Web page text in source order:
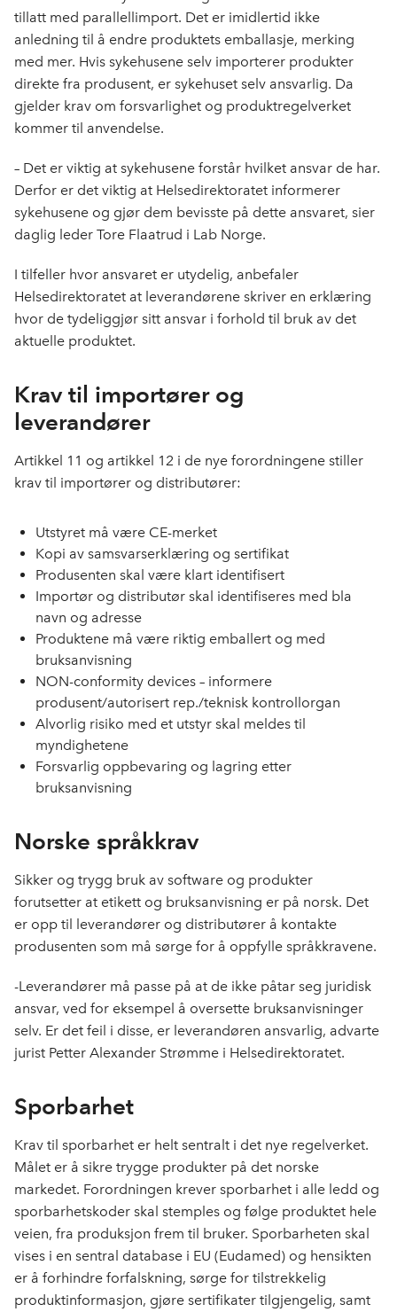
tillatt med parallellimport. Det er imidlertid ikke
anledning til å endre produktets emballasje, merking
med mer. Hvis sykehusene selv importerer produkter
direkte fra produsent, er sykehuset selv ansvarlig. Da
gjelder krav om forsvarlighet og produktregelverket
kommer til anvendelse.
– Det er viktig at sykehusene forstår hvilket ansvar de har.
Derfor er det viktig at Helsedirektoratet informerer
sykehusene og gjør dem bevisste på dette ansvaret, sier
daglig leder Tore Flaatrud i Lab Norge.
I tilfeller hvor ansvaret er utydelig, anbefaler
Helsedirektoratet at leverandørene skriver en erklæring
hvor de tydeliggjør sitt ansvar i forhold til bruk av det
aktuelle produktet.
Krav til importører og
leverandører
Artikkel 11 og artikkel 12 i de nye forordningene stiller
krav til importører og distributører:
Utstyret må være CE-merket
Kopi av samsvarserklæring og sertifikat
Produsenten skal være klart identifisert
Importør og distributør skal identifiseres med bla
navn og adresse
Produktene må være riktig emballert og med
bruksanvisning
NON-conformity devices – informere
produsent/autorisert rep./teknisk kontrollorgan
Alvorlig risiko med et utstyr skal meldes til
myndighetene
Forsvarlig oppbevaring og lagring etter
bruksanvisning
Norske språkkrav
Sikker og trygg bruk av software og produkter
forutsetter at etikett og bruksanvisning er på norsk. Det
er opp til leverandører og distributører å kontakte
produsenten som må sørge for å oppfylle språkkravene.
-Leverandører må passe på at de ikke påtar seg juridisk
ansvar, ved for eksempel å oversette bruksanvisninger
selv. Er det feil i disse, er leverandøren ansvarlig, advarte
jurist Petter Alexander Strømme i Helsedirektoratet.
Sporbarhet
Krav til sporbarhet er helt sentralt i det nye regelverket.
Målet er å sikre trygge produkter på det norske
markedet. Forordningen krever sporbarhet i alle ledd og
sporbarhetskoder skal stemples og følge produktet hele
veien, fra produksjon frem til bruker. Sporbarheten skal
vises i en sentral database i EU (Eudamed) og hensikten
er å forhindre forfalskning, sørge for tilstrekkelig
produktinformasjon, gjøre sertifikater tilgjengelig, samt